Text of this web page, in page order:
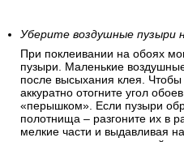
Уберите воздушные пузыри
При поклеивании на обоях
пузыри. Маленькие
после высыхания клея. Чтобы
аккуратно отогните угол
«перышком». Если пузыри
полотнища – разгоните их в
мелкие части и выдавливая